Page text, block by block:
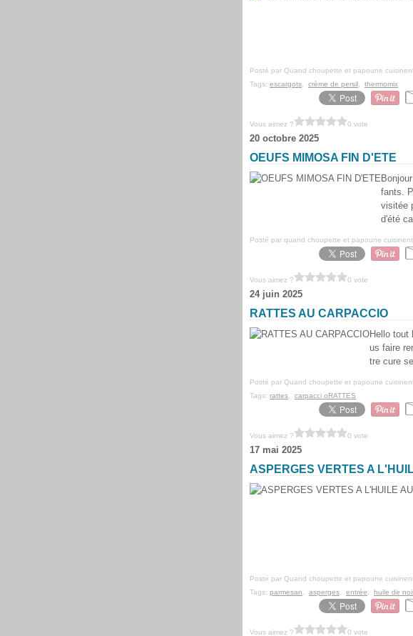
Posté par Quand choupette et papoune
Tags: escargots crème de persil thermomix
Vous aimez ? 0 vote
20 octobre 2025
OEUFS MIMOSA FIN D'ETE
fants.
visitée
d'été
Posté par quand choupette et papoune
Vous aimez ? 0 vote
24 juin 2025
RATTES AU CARPACCIO
Hello tout
us faire
tre cure
Posté par Quand choupette et papoune
Tags: rattes carpacci oRATTES
Vous aimez ? 0 vote
17 mai 2025
ASPERGES VERTES A
Posté par Quand choupette et papoune
Tags: parmesan asperges entrée huile de
Vous aimez ? 0 vote